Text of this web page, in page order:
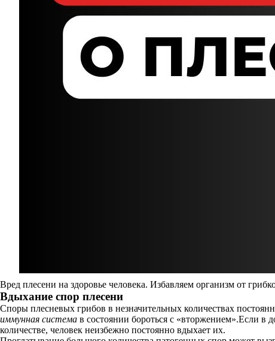
Вред плесени на здоровье человека. Избавляем организм от
Вдыхание спор плесени
Споры плесневых грибов в незначительных количествах
иммунная система в состоянии бороться с «вторжением».Если в
количестве, человек неизбежно постоянно вдыхает их.